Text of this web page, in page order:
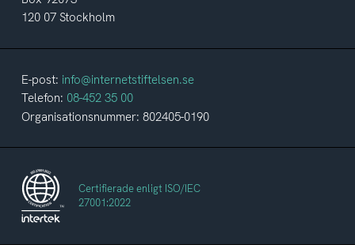
120 07 Stockholm
E-post: info@internetstiftelsen.se
Telefon: 08-452 35 00
Organisationsnummer: 802405-0190
Certifierade enligt ISO/IEC
27001:2022